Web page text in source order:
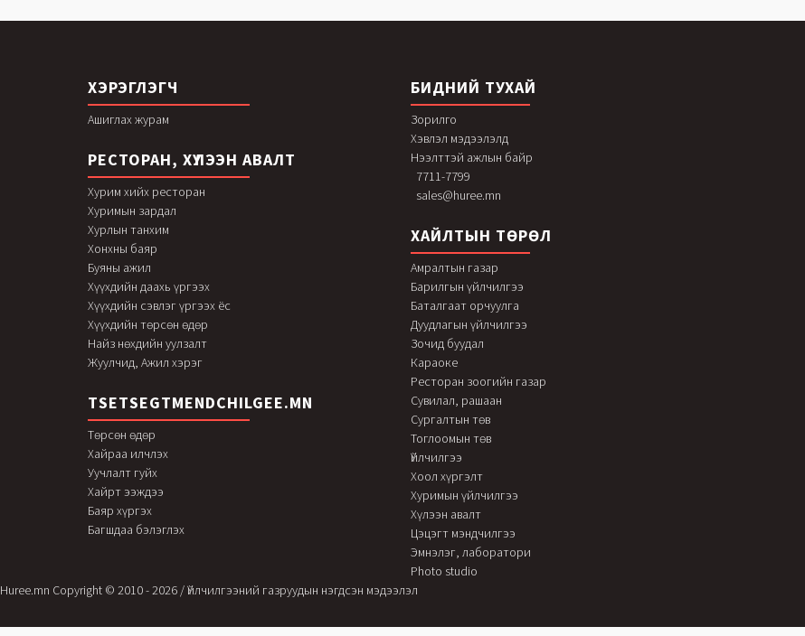
ХЭРЭГЛЭГЧ
Ашиглах журам
РЕСТОРАН, ХҮЛЭЭН АВАЛТ
Хурим хийх ресторан
Хуримын зардал
Хурлын танхим
Хонхны баяр
Буяны ажил
Хүүхдийн даахь үргээх
Хүүхдийн сэвлэг үргээх ёс
Хүүхдийн төрсөн өдөр
Найз нөхдийн уулзалт
Жуулчид, Ажил хэрэг
TSETSEGTMENDCHILGEE.MN
Төрсөн өдөр
Хайраа илчлэх
Уучлалт гуйх
Хайрт ээждээ
Баяр хүргэх
Багшдаа бэлэглэх
БИДНИЙ ТУХАЙ
Зорилго
Хэвлэл мэдээлэлд
Нээлттэй ажлын байр
7711-7799
sales@huree.mn
ХАЙЛТЫН ТӨРӨЛ
Амралтын газар
Барилгын үйлчилгээ
Баталгаат орчуулга
Дуудлагын үйлчилгээ
Зочид буудал
Караоке
Ресторан зоогийн газар
Сувилал, рашаан
Сургалтын төв
Тоглоомын төв
Үйлчилгээ
Хоол хүргэлт
Хуримын үйлчилгээ
Хүлээн авалт
Цэцэгт мэндчилгээ
Эмнэлэг, лаборатори
Photo studio
Huree.mn Copyright © 2010 - 2026 / Үйлчилгээний газруудын нэгдсэн мэдээлэл